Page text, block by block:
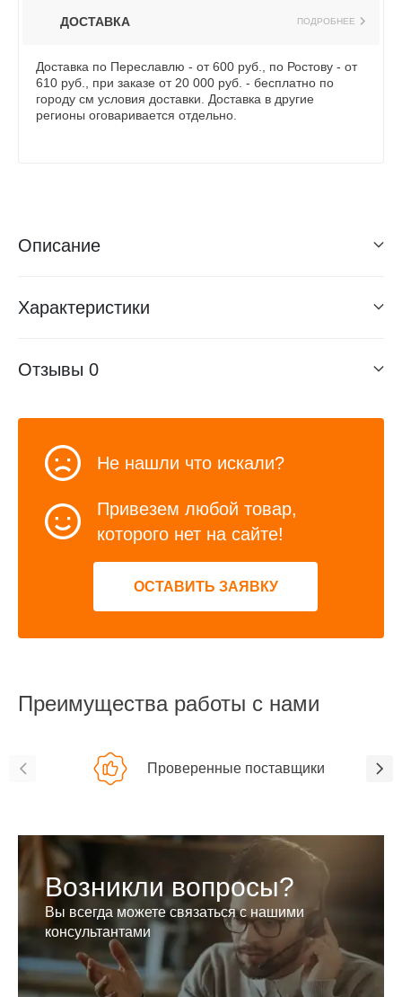
ДОСТАВКА ПОДРОБНЕЕ
Доставка по Переславлю - от 600 руб., по Ростову - от
610 руб., при заказе от 20 000 руб. - бесплатно по
городу см условия доставки. Доставка в другие
регионы оговаривается отдельно.
Описание
Характеристики
Отзывы 0
Не нашли что искали?
Привезем любой товар,
которого нет на сайте!
ОСТАВИТЬ ЗАЯВКУ
Преимущества работы с нами
Проверенные поставщики
Возникли вопросы?
Вы всегда можете связаться с нашими
консультантами